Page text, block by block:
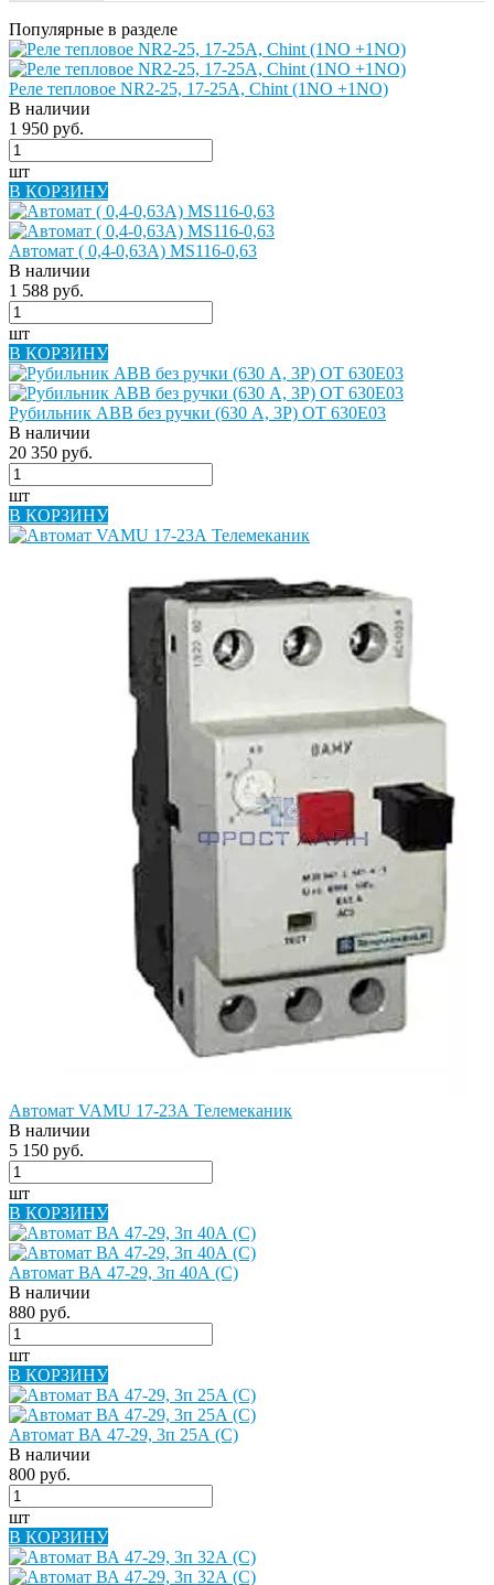
Популярные в разделе
Реле тепловое NR2-25, 17-25A, Chint (1NO +1NO)
В наличии
1 950 руб.
шт
В КОРЗИНУ
Автомат ( 0,4-0,63А) MS116-0,63
В наличии
1 588 руб.
шт
В КОРЗИНУ
Рубильник ABB без ручки (630 A, 3P) OT 630E03
В наличии
20 350 руб.
шт
В КОРЗИНУ
Автомат VAMU 17-23А Телемеканик
В наличии
5 150 руб.
шт
В КОРЗИНУ
Автомат ВА 47-29, 3п 40А (C)
В наличии
880 руб.
шт
В КОРЗИНУ
Автомат ВА 47-29, 3п 25А (C)
В наличии
800 руб.
шт
В КОРЗИНУ